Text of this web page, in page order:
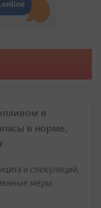
в
в норме,
и спекуляций,
меры